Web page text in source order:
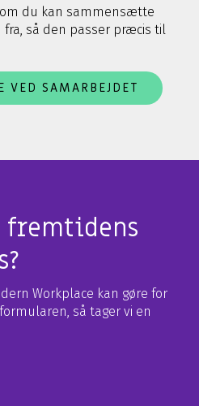
du kan sammensætte
fra, så den passer præcis til
VED SAMARBEJDET
fremtidens
Workplace kan gøre for
så tager vi en